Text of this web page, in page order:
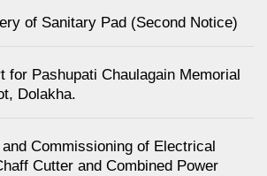
of Sanitary Pad (Second Notice)
for Pashupati Chaulagain Memorial
Dolakha.
Commissioning of Electrical
Cutter and Combined Power